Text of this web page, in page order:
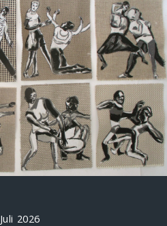
2026